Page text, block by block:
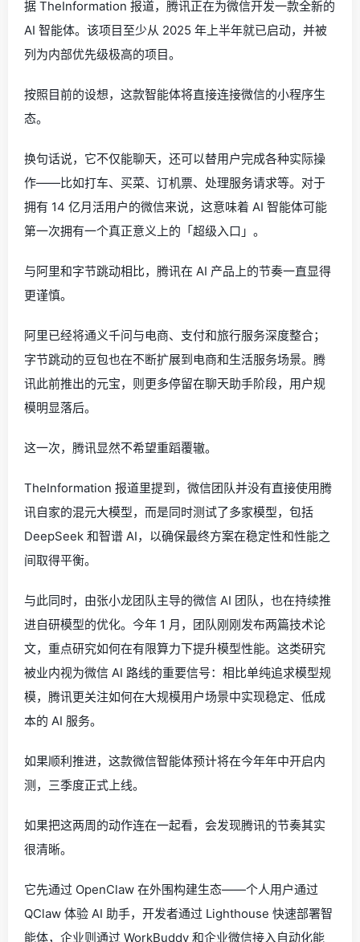
据 TheInformation 报道，腾讯正在为微信开发一款全新的
AI 智能体。该项目至少从 2025 年上半年就已启动，并被
列为内部优先级极高的项目。
按照目前的设想，这款智能体将直接连接微信的小程序生
态。
换句话说，它不仅能聊天，还可以替用户完成各种实际操
作——比如打车、买菜、订机票、处理服务请求等。对于
拥有 14 亿月活用户的微信来说，这意味着 AI 智能体可能
第一次拥有一个真正意义上的「超级入口」。
与阿里和字节跳动相比，腾讯在 AI 产品上的节奏一直显得
更谨慎。
阿里已经将通义千问与电商、支付和旅行服务深度整合；
字节跳动的豆包也在不断扩展到电商和生活服务场景。腾
讯此前推出的元宝，则更多停留在聊天助手阶段，用户规
模明显落后。
这一次，腾讯显然不希望重蹈覆辙。
TheInformation 报道里提到，微信团队并没有直接使用腾
讯自家的混元大模型，而是同时测试了多家模型，包括
DeepSeek 和智谱 AI，以确保最终方案在稳定性和性能之
间取得平衡。
与此同时，由张小龙团队主导的微信 AI 团队，也在持续推
进自研模型的优化。今年 1 月，团队刚刚发布两篇技术论
文，重点研究如何在有限算力下提升模型性能。这类研究
被业内视为微信 AI 路线的重要信号：相比单纯追求模型规
模，腾讯更关注如何在大规模用户场景中实现稳定、低成
本的 AI 服务。
如果顺利推进，这款微信智能体预计将在今年年中开启内
测，三季度正式上线。
如果把这两周的动作连在一起看，会发现腾讯的节奏其实
很清晰。
它先通过 OpenClaw 在外围构建生态——个人用户通过
QClaw 体验 AI 助手，开发者通过 Lighthouse 快速部署智
能体，企业则通过 WorkBuddy 和企业微信接入自动化能